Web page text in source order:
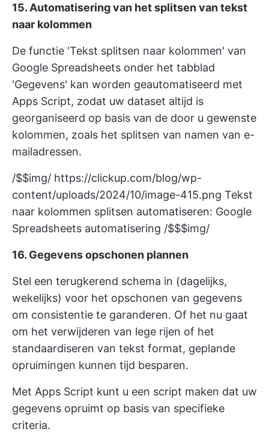
15. Automatisering van het splitsen van tekst
naar kolommen
De functie 'Tekst splitsen naar kolommen' van
Google Spreadsheets onder het tabblad
'Gegevens' kan worden geautomatiseerd met
Apps Script, zodat uw dataset altijd is
georganiseerd op basis van de door u gewenste
kolommen, zoals het splitsen van namen van e-
mailadressen.
/$$img/ https://clickup.com/blog/wp-
content/uploads/2024/10/image-415.png Tekst
naar kolommen splitsen automatiseren: Google
Spreadsheets automatisering /$$$img/
16. Gegevens opschonen plannen
Stel een terugkerend schema in (dagelijks,
wekelijks) voor het opschonen van gegevens
om consistentie te garanderen. Of het nu gaat
om het verwijderen van lege rijen of het
standaardiseren van tekst format, geplande
opruimingen kunnen tijd besparen.
Met Apps Script kunt u een script maken dat uw
gegevens opruimt op basis van specifieke
criteria.